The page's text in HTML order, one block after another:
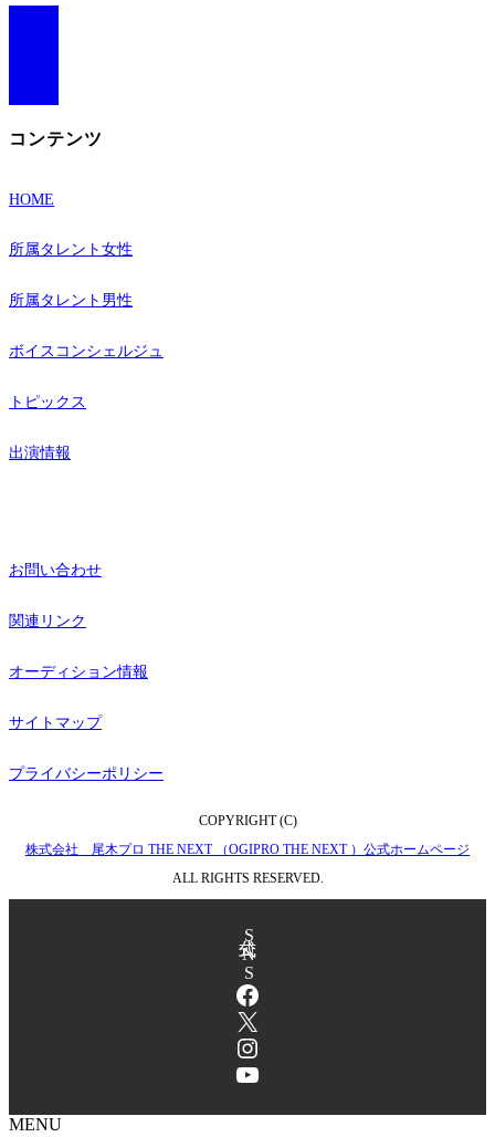
リ
ン
コ
ン
ク
コンテンツ
HOME
所属タレント女性
所属タレント男性
ボイスコンシェルジュ
トピックス
出演情報
お問い合わせ
関連リンク
オーディション情報
サイトマップ
プライバシーポリシー
COPYRIGHT (C)
株式会社 尾木プロ THE NEXT （OGIPRO THE NEXT ）公式ホームページ
ALL RIGHTS RESERVED.
公式SNS
Facebook
X
Instagram
YouTube
MENU